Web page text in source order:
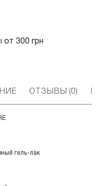
300 грн
ОТЗЫВЫ (0)
гель-лак